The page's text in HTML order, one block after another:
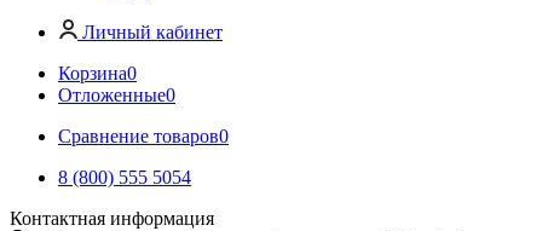
Личный кабинет
Корзина0
Отложенные0
Сравнение товаров0
8 (800) 555 5054
Контактная информация